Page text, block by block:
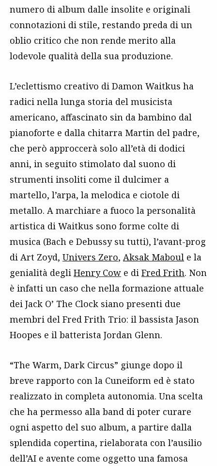
numero di album dalle insolite e originali
connotazioni di stile, restando preda di un
oblio critico che non rende merito alla
lodevole qualità della sua produzione.
L’eclettismo creativo di Damon Waitkus ha
radici nella lunga storia del musicista
americano, affascinato sin da bambino dal
pianoforte e dalla chitarra Martin del padre,
che però approccerà solo all’età di dodici
anni, in seguito stimolato dal suono di
strumenti insoliti come il dulcimer a
martello, l’arpa, la melodica e ciotole di
metallo. A marchiare a fuoco la personalità
artistica di Waitkus sono forme colte di
musica (Bach e Debussy su tutti), l’avant-prog
di Art Zoyd, Univers Zero, Aksak Maboul e la
genialità degli Henry Cow e di Fred Frith. Non
è infatti un caso che nella formazione attuale
dei Jack O’ The Clock siano presenti due
membri del Fred Frith Trio: il bassista Jason
Hoopes e il batterista Jordan Glenn.
“The Warm, Dark Circus” giunge dopo il
breve rapporto con la Cuneiform ed è stato
realizzato in completa autonomia. Una scelta
che ha permesso alla band di poter curare
ogni aspetto del suo album, a partire dalla
splendida copertina, rielaborata con l’ausilio
dell’AI e avente come oggetto una famosa